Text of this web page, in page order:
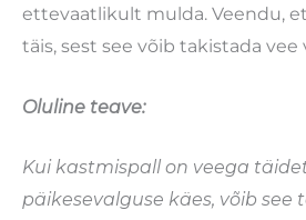
ettevaatlikult mulda. Veendu,
täis, sest see võib takistada vee
Oluline teave:
Kui kastmispall on veega
päikesevalguse käes, võib see